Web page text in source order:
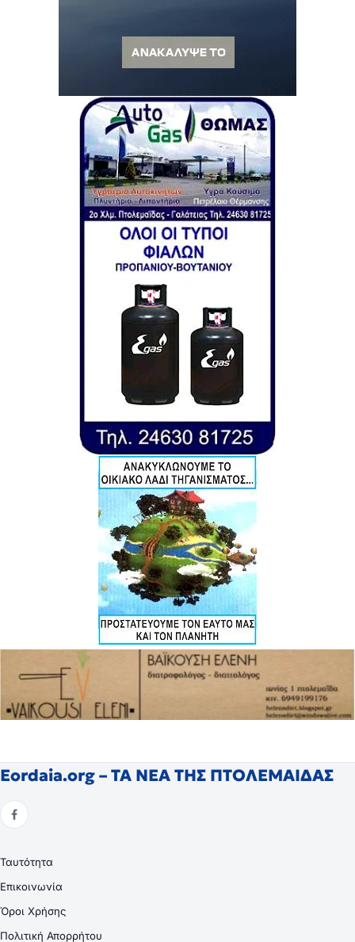
Eordaia.org – ΤΑ ΝΕΑ ΤΗΣ ΠΤΟΛΕΜΑΙΔΑΣ
Ταυτότητα
Επικοινωνία
Όροι Χρήσης
Πολιτική Απορρήτου